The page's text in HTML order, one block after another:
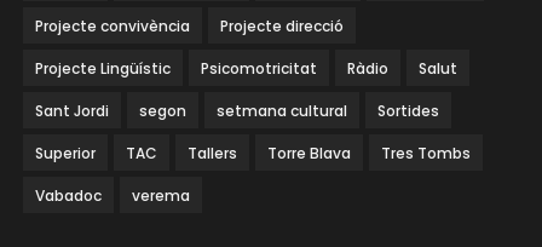
Projecte convivència Projecte direcció
Projecte Lingüístic Psicomotricitat Ràdio Salut
Sant Jordi segon setmana cultural Sortides
Superior TAC Tallers Torre Blava Tres Tombs
Vabadoc verema